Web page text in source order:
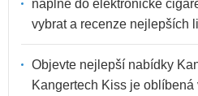
náplně do elektronické
vybrat a recenze nejlepších
Objevte nejlepší nabídky
Kangertech Kiss je